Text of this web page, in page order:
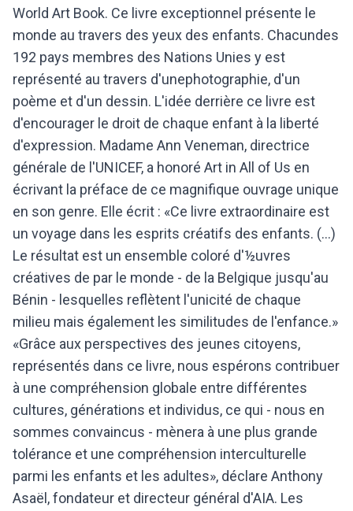
World Art Book. Ce livre exceptionnel présente le
monde au travers des yeux des enfants. Chacundes
192 pays membres des Nations Unies y est
représenté au travers d'unephotographie, d'un
poème et d'un dessin. L'idée derrière ce livre est
d'encourager le droit de chaque enfant à la liberté
d'expression. Madame Ann Veneman, directrice
générale de l'UNICEF, a honoré Art in All of Us en
écrivant la préface de ce magnifique ouvrage unique
en son genre. Elle écrit : «Ce livre extraordinaire est
un voyage dans les esprits créatifs des enfants. (...)
Le résultat est un ensemble coloré d'½uvres
créatives de par le monde - de la Belgique jusqu'au
Bénin - lesquelles reflètent l'unicité de chaque
milieu mais également les similitudes de l'enfance.»
«Grâce aux perspectives des jeunes citoyens,
représentés dans ce livre, nous espérons contribuer
à une compréhension globale entre différentes
cultures, générations et individus, ce qui - nous en
sommes convaincus - mènera à une plus grande
tolérance et une compréhension interculturelle
parmi les enfants et les adultes», déclare Anthony
Asaël, fondateur et directeur général d'AIA. Les